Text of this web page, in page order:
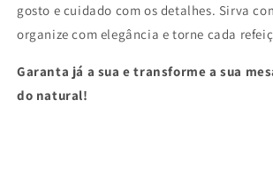
gosto e cuidado com os detalhes. Sirva
organize com elegância e torne cada
Garanta já a sua e transforme a sua
do natural!